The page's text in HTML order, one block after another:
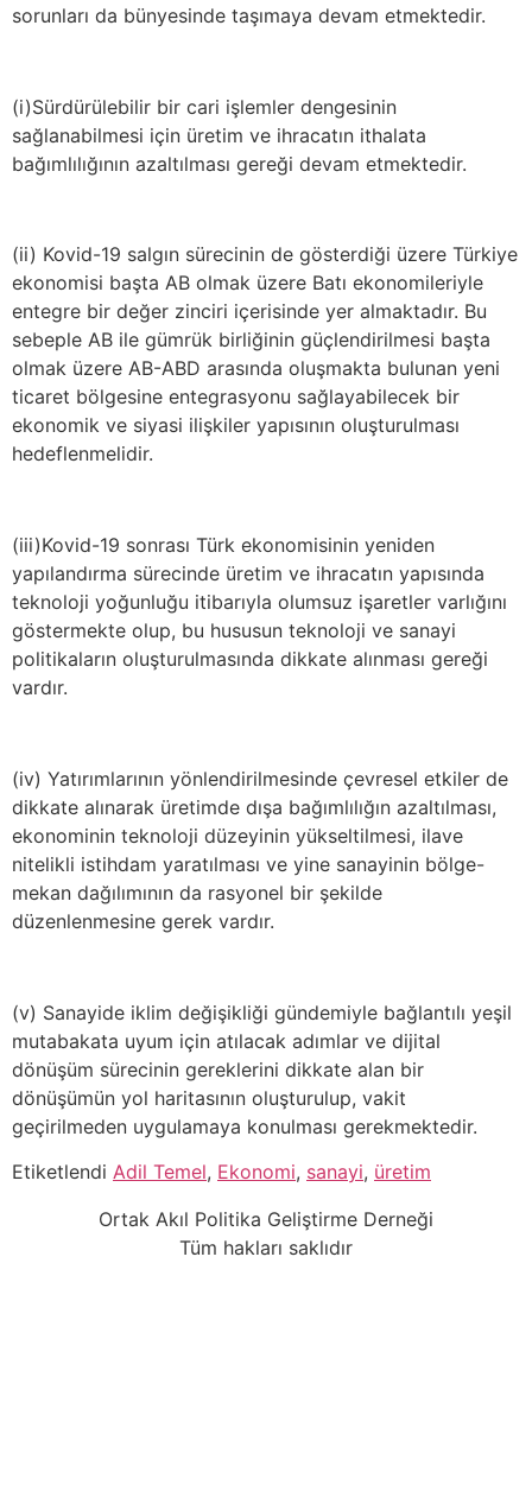
sorunları da bünyesinde taşımaya devam etmektedir.
(i)Sürdürülebilir bir cari işlemler dengesinin
sağlanabilmesi için üretim ve ihracatın ithalata
bağımlılığının azaltılması gereği devam etmektedir.
(ii) Kovid-19 salgın sürecinin de gösterdiği üzere Türkiye
ekonomisi başta AB olmak üzere Batı ekonomileriyle
entegre bir değer zinciri içerisinde yer almaktadır. Bu
sebeple AB ile gümrük birliğinin güçlendirilmesi başta
olmak üzere AB-ABD arasında oluşmakta bulunan yeni
ticaret bölgesine entegrasyonu sağlayabilecek bir
ekonomik ve siyasi ilişkiler yapısının oluşturulması
hedeflenmelidir.
(iii)Kovid-19 sonrası Türk ekonomisinin yeniden
yapılandırma sürecinde üretim ve ihracatın yapısında
teknoloji yoğunluğu itibarıyla olumsuz işaretler varlığını
göstermekte olup, bu hususun teknoloji ve sanayi
politikaların oluşturulmasında dikkate alınması gereği
vardır.
(iv) Yatırımlarının yönlendirilmesinde çevresel etkiler de
dikkate alınarak üretimde dışa bağımlılığın azaltılması,
ekonominin teknoloji düzeyinin yükseltilmesi, ilave
nitelikli istihdam yaratılması ve yine sanayinin bölge-
mekan dağılımının da rasyonel bir şekilde
düzenlenmesine gerek vardır.
(v) Sanayide iklim değişikliği gündemiyle bağlantılı yeşil
mutabakata uyum için atılacak adımlar ve dijital
dönüşüm sürecinin gereklerini dikkate alan bir
dönüşümün yol haritasının oluşturulup, vakit
geçirilmeden uygulamaya konulması gerekmektedir.
Etiketlendi Adil Temel, Ekonomi, sanayi, üretim
Ortak Akıl Politika Geliştirme Derneği
Tüm hakları saklıdır